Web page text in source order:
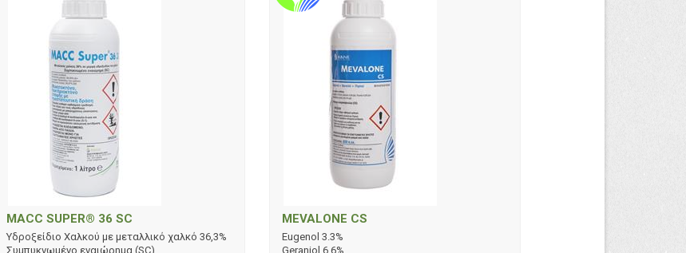
MACC SUPER® 36 SC
Υδροξείδιο Χαλκού με μεταλλικό χαλκό 36,3%
Συμπυκνωμένο εναιώρημα (SC)
MEVALONE CS
Eugenol 3.3%
Geraniol 6.6%